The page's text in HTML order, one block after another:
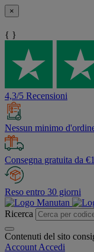
×
{ }
4,3/5 Recensioni
Nessun minimo
Consegna gratuita da
Reso entro 30 giorni
Ricerca
Contenuti del sito
Account Accedi